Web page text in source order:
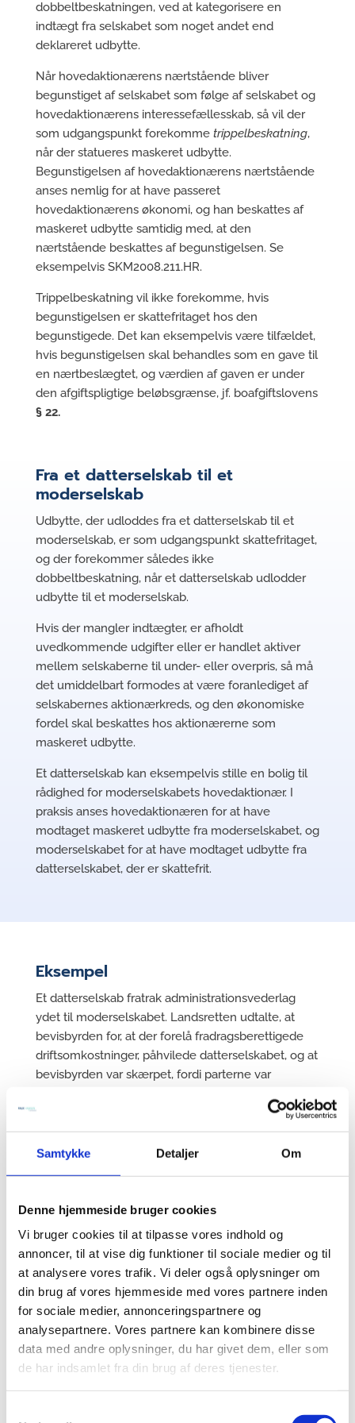
Samtykke Detaljer Om
Denne hjemmeside bruger cookies
Vi bruger cookies til at tilpasse vores indhold og
annoncer, til at vise dig funktioner til sociale medier og til
at analysere vores trafik. Vi deler også oplysninger om
din brug af vores hjemmeside med vores partnere inden
for sociale medier, annonceringspartnere og
analysepartnere. Vores partnere kan kombinere disse
data med andre oplysninger, du har givet dem, eller som
de har indsamlet fra din brug af deres tjenester.
dobbeltbeskatningen, ved at kategorisere en
indtægt fra selskabet som noget andet end
deklareret udbytte.
Når hovedaktionærens nærtstående bliver
begunstiget af selskabet som følge af selskabet og
hovedaktionærens interessefællesskab, så vil der
som udgangspunkt forekomme trippelbeskatning,
når der statueres maskeret udbytte.
Begunstigelsen af hovedaktionærens nærtstående
anses nemlig for at have passeret
hovedaktionærens økonomi, og han beskattes af
maskeret udbytte samtidig med, at den
nærtstående beskattes af begunstigelsen. Se
eksempelvis SKM2008.211.HR.
Trippelbeskatning vil ikke forekomme, hvis
begunstigelsen er skattefritaget hos den
begunstigede. Det kan eksempelvis være tilfældet,
hvis begunstigelsen skal behandles som en gave til
en nærtbeslægtet, og værdien af gaven er under
den afgiftspligtige beløbsgrænse, jf. boafgiftslovens
§ 22.
Fra et datterselskab til et
moderselskab
Udbytte, der udloddes fra et datterselskab til et
moderselskab, er som udgangspunkt skattefritaget,
og der forekommer således ikke
dobbeltbeskatning, når et datterselskab udlodder
udbytte til et moderselskab.
Hvis der mangler indtægter, er afholdt
uvedkommende udgifter eller er handlet aktiver
mellem selskaberne til under- eller overpris, så må
det umiddelbart formodes at være foranlediget af
selskabernes aktionærkreds, og den økonomiske
fordel skal beskattes hos aktionærerne som
maskeret udbytte.
Et datterselskab kan eksempelvis stille en bolig til
rådighed for moderselskabets hovedaktionær. I
praksis anses hovedaktionæren for at have
modtaget maskeret udbytte fra moderselskabet, og
moderselskabet for at have modtaget udbytte fra
datterselskabet, der er skattefrit.
Eksempel
Et datterselskab fratrak administrationsvederlag
ydet til moderselskabet. Landsretten udtalte, at
bevisbyrden for, at der forelå fradragsberettigede
driftsomkostninger, påhvilede datterselskabet, og at
bevisbyrden var skærpet, fordi parterne var
havde løftet denne bevisbyrde. Der var ikke en
skriftlig administrationsaftale mellem parterne, og
det fandtes heller ikke godtgjort, at der havde
datterselskabet, der var således relateret til dets
aktiviteter, at det kunne anses for en
driftsomkostning. Fakturaen fra moderselskabet til
datterselskabet indeholdt ikke oplysninger om
karakteren eller omfanget af det udførte arbejde.
Landsretten fandt, at administrationsvederlaget
ikke kunne anses for en fradragsberettiget
driftsomkostning, men i stedet var udbytte fra
datterselskabet til moderselskabet. Se